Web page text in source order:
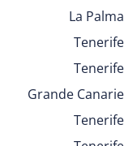
La Palma
Tenerife
Tenerife
Grande Canarie
Tenerife